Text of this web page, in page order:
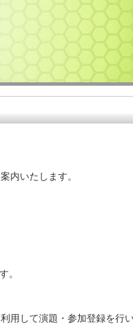
内いたします。
。
用して演題・参加登録を行い